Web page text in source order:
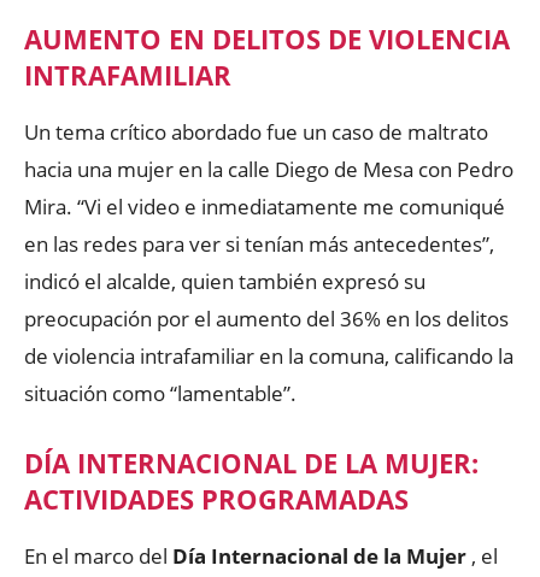
AUMENTO EN DELITOS DE VIOLENCIA
INTRAFAMILIAR
Un tema crítico abordado fue un caso de maltrato
hacia una mujer en la calle Diego de Mesa con Pedro
Mira. “Vi el video e inmediatamente me comuniqué
en las redes para ver si tenían más antecedentes”,
indicó el alcalde, quien también expresó su
preocupación por el aumento del 36% en los delitos
de violencia intrafamiliar en la comuna, calificando la
situación como “lamentable”.
DÍA INTERNACIONAL DE LA MUJER:
ACTIVIDADES PROGRAMADAS
En el marco del Día Internacional de la Mujer , el